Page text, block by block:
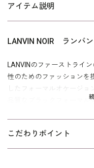
アイテム説明
LANVIN NOIR ランバ
LANVINのファーストライ
性のためのファッションを
したフォーマルオケージョ
品質なブラックフォーマル
キーワードは「モダン」「
こだわりポイント